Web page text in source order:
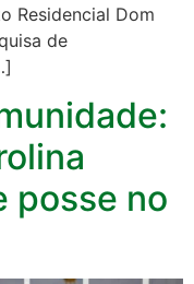
Residencial Dom
de
posse no